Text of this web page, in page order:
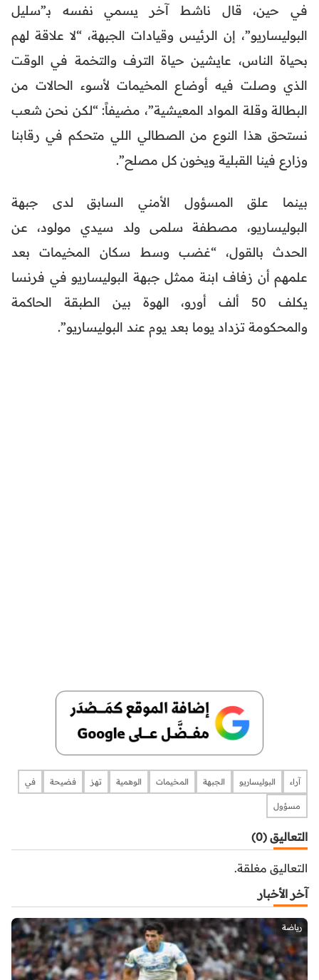
في حين، قال ناشط آخر يسمي نفسه بـ”سليل
البوليساريو”، إن الرئيس وقيادات الجبهة، “لا علاقة لهم
بحياة الناس، عايشين حياة الترف والتخمة في الوقت
الذي وصلت فيه أوضاع المخيمات لأسوء الحالات من
البطالة وقلة المواد المعيشية”، مضيفاً: “لكن نحن شعب
نستحق هذا النوع من الصطالي اللي متحكم في رقابنا
وزارع فينا القبلية ويخون كل مصلح”.
بينما علق المسؤول الأمني السابق لدى جبهة
البوليساريو، مصطفة سلمى ولد سيدي مولود، عن
الحدث بالقول، “غضب وسط سكان المخيمات بعد
علمهم أن زفاف ابنة ممثل جبهة البوليساريو في فرنسا
يكلف 50 ألف أورو، الهوة بين الطبقة الحاكمة
والمحكومة تزداد يوما بعد يوم عند البوليساريو”.
آراء البوليساريو الجبهة المخيمات الوهمية تهز فضيحة في
مسؤول
التعاليق (0)
التعاليق مغلقة.
آخر الأخبار
رياضة